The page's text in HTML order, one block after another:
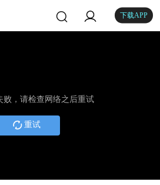
下载APP
败，请检查网络之后重试
重试